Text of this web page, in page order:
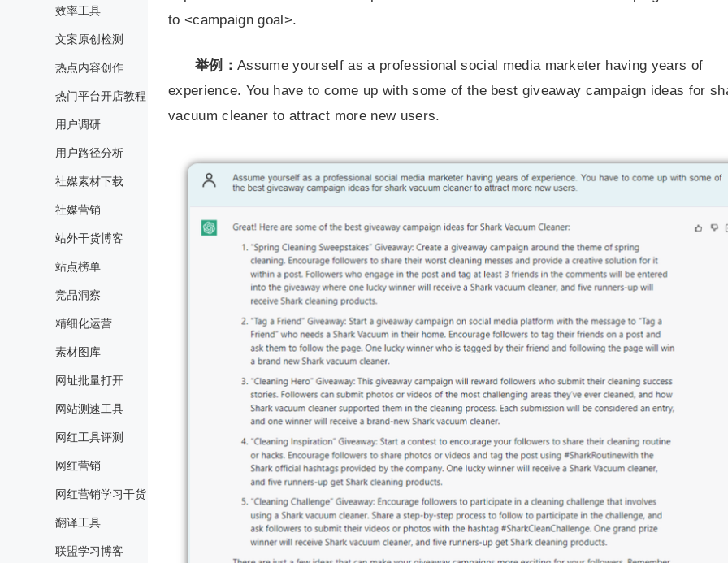
效率工具
文案原创检测
热点内容创作
热门平台开店教程
用户调研
用户路径分析
社媒素材下载
社媒营销
站外干货博客
站点榜单
竞品洞察
精细化运营
素材图库
网址批量打开
网站测速工具
网红工具评测
网红营销
网红营销学习干货
翻译工具
联盟学习博客
to <campaign goal>.
举例： Assume yourself as a professional social media marketer having years of
experience. You have to come up with some of the best giveaway campaign ideas for
vacuum cleaner to attract more new users.